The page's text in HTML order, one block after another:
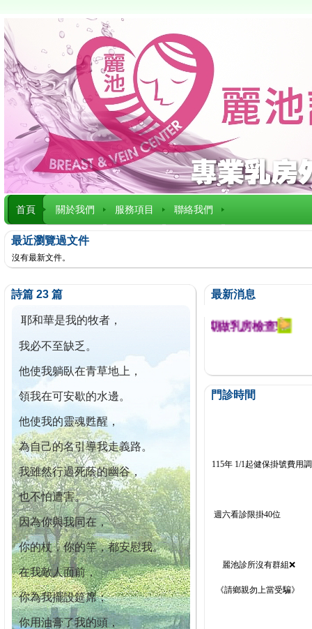
首頁 關於我們 服務項目 聯絡我們
最近瀏覽過文件
沒有最新文件。
詩篇 23 篇
耶和華是我的牧者，
我必不至缺乏。
他使我躺臥在青草地上，
領我在可安歇的水邊。
他使我的靈魂甦醒，
為自己的名引導我走義路。
我雖然行過死蔭的幽谷，
也不怕遭害。
因為你與我同在，
你的杖，你的竿，都安慰我。
在我敵人面前，
你為我擺設筵席；
你用油膏了我的頭，
最新消息
今已篩檢出1700位乳癌患者,提醒您定期做乳房檢查!
門診時間
115年 1/1起健保掛號費用
週六看診限掛40位
麗池診所沒有群組❌
《請鄉親勿上當受騙》